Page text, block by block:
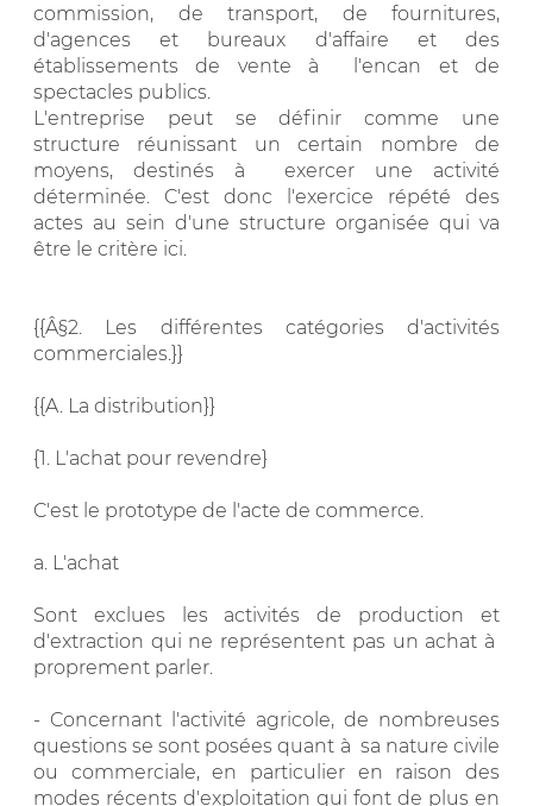
commission, de transport, de fournitures,
d'agences et bureaux d'affaire et des
établissements de vente à l'encan et de
spectacles publics.
L'entreprise peut se définir comme une
structure réunissant un certain nombre de
moyens, destinés à exercer une activité
déterminée. C'est donc l'exercice répété des
actes au sein d'une structure organisée qui va
être le critère ici.
{{Â§2. Les différentes catégories d'activités
commerciales.}}
{{A. La distribution}}
{1. L'achat pour revendre}
C'est le prototype de l'acte de commerce.
a. L'achat
Sont exclues les activités de production et
d'extraction qui ne représentent pas un achat à
proprement parler.
- Concernant l'activité agricole, de nombreuses
questions se sont posées quant à sa nature civile
ou commerciale, en particulier en raison des
modes récents d'exploitation qui font de plus en